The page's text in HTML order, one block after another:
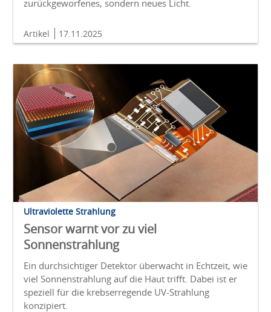
zurückgeworfenes, sondern neues Licht.
Artikel 17.11.2025
Ultraviolette Strahlung
Sensor warnt vor zu viel
Sonnenstrahlung
Ein durchsichtiger Detektor überwacht in Echtzeit, wie
viel Sonnenstrahlung auf die Haut trifft. Dabei ist er
speziell für die krebserregende UV-Strahlung
konzipiert.